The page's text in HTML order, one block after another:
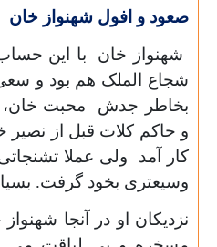
صعود و افول شهنواز خان
شهنواز خان با این
شجاع الملک هم بود و
بخاطر جدش محبت خان،
و حاکم کلات قبل از
کار آمد ولی عملا
وسیعتری بخود گرفت.
نزدیکان او در آنجا